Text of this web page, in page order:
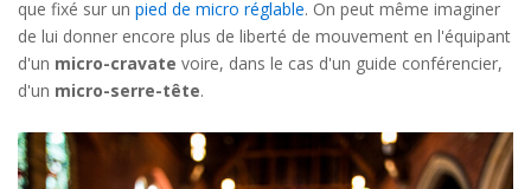
que fixé sur un pied de micro réglable. On peut même imaginer
de lui donner encore plus de liberté de mouvement en l'équipant
d'un micro-cravate voire, dans le cas d'un guide conférencier,
d'un micro-serre-tête.